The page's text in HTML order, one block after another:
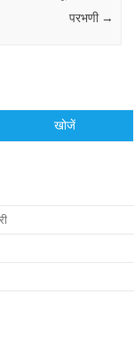
परभणी →
खोजें